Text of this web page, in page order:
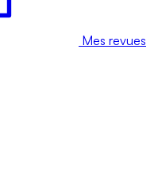
Mes revues